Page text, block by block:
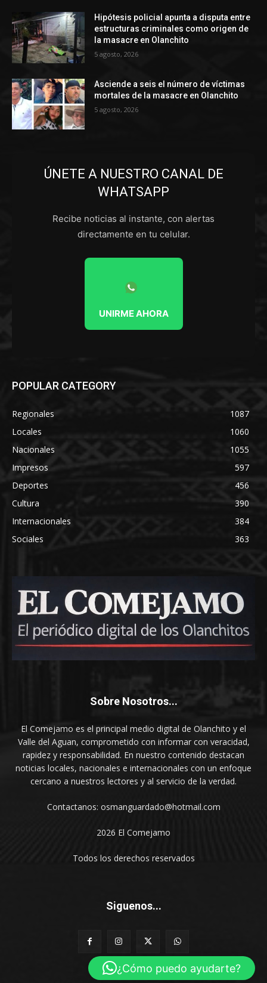
Hipótesis policial apunta a disputa entre
estructuras criminales como origen de
la masacre en Olanchito
5 agosto, 2026
Asciende a seis el número de víctimas
mortales de la masacre en Olanchito
5 agosto, 2026
ÚNETE A NUESTRO CANAL DE
WHATSAPP
Recibe noticias al instante, con alertas
directamente en tu celular.
UNIRME AHORA
POPULAR CATEGORY
Regionales
1087
Locales
1060
Nacionales
1055
Impresos
597
Deportes
456
Cultura
390
Internacionales
384
Sociales
363
Sobre Nosotros...
El Comejamo es el principal medio digital de Olanchito y el
Valle del Aguan, comprometido con informar con veracidad,
rapidez y responsabilidad. En nuestro contenido destacan
noticias locales, nacionales e internacionales con un enfoque
cercano a nuestros lectores y al servicio de la verdad.
Contactanos: osmanguardado@hotmail.com
2026 El Comejamo
Todos los derechos reservados
Siguenos...
¿Cómo puedo ayudarte?